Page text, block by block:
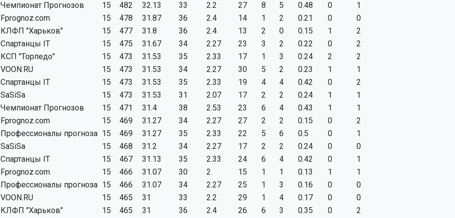
Чемпионат Прогнозов 15 482 32.13 33 2.2 27 8 5 0.48 0
1
Fprognoz.com 15 478 31.87 36 2.4 14 1 2 0.21 0
0
КЛФП "Харьков" 15 477 31.8 36 2.4 13 2 0 0.15 1
2
Спартанцы IT 15 475 31.67 34 2.27 23 3 2 0.22 0
2
КСП "Торпедо" 15 473 31.53 35 2.33 17 1 3 0.24 2
2
VOON.RU 15 473 31.53 34 2.27 30 5 2 0.23 1
1
Спартанцы IT 15 473 31.53 35 2.33 19 4 4 0.42 0
2
SaSiSa 15 473 31.53 31 2.07 17 2 2 0.24 1
1
Чемпионат Прогнозов 15 471 31.4 38 2.53 23 6 4 0.43 1
1
Fprognoz.com 15 469 31.27 34 2.27 27 2 2 0.15 0
2
Профессионалы прогноза 15 469 31.27 35 2.33 22 5 6 0.5 0
1
SaSiSa 15 468 31.2 34 2.27 17 2 2 0.24 0
0
Спартанцы IT 15 467 31.13 35 2.33 24 6 4 0.42 0
1
Fprognoz.com 15 466 31.07 30 2 15 1 1 0.13 1
1
Профессионалы прогноза 15 466 31.07 34 2.27 25 1 3 0.16 0
0
VOON.RU 15 465 31 33 2.2 29 1 4 0.17 0
0
КЛФП "Харьков" 15 465 31 36 2.4 26 6 3 0.35 0
2